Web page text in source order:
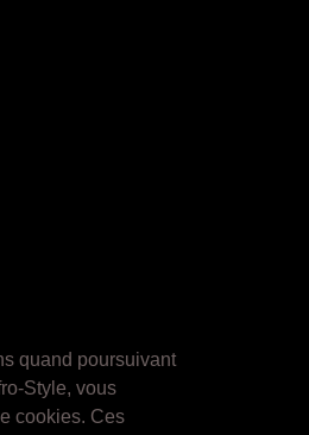
quand poursuivant
Style, vous
cookies. Ces